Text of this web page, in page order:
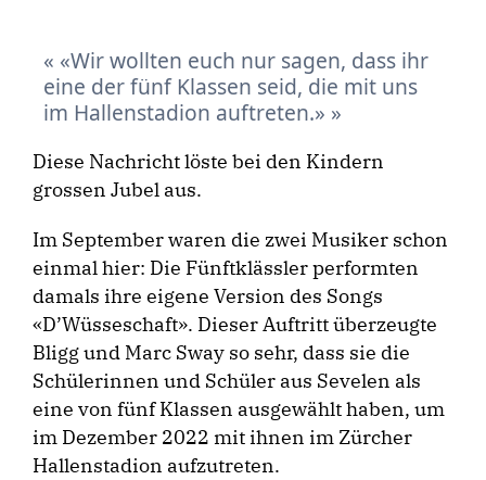
«Wir wollten euch nur sagen, dass ihr
eine der fünf Klassen seid, die mit uns
im Hallenstadion auftreten.»
Diese Nachricht löste bei den Kindern
grossen Jubel aus.
Im September waren die zwei Musiker schon
einmal hier: Die Fünftklässler performten
damals ihre eigene Version des Songs
«D’Wüsseschaft». Dieser Auftritt überzeugte
Bligg und Marc Sway so sehr, dass sie die
Schülerinnen und Schüler aus Sevelen als
eine von fünf Klassen ausgewählt haben, um
im Dezember 2022 mit ihnen im Zürcher
Hallenstadion aufzutreten.